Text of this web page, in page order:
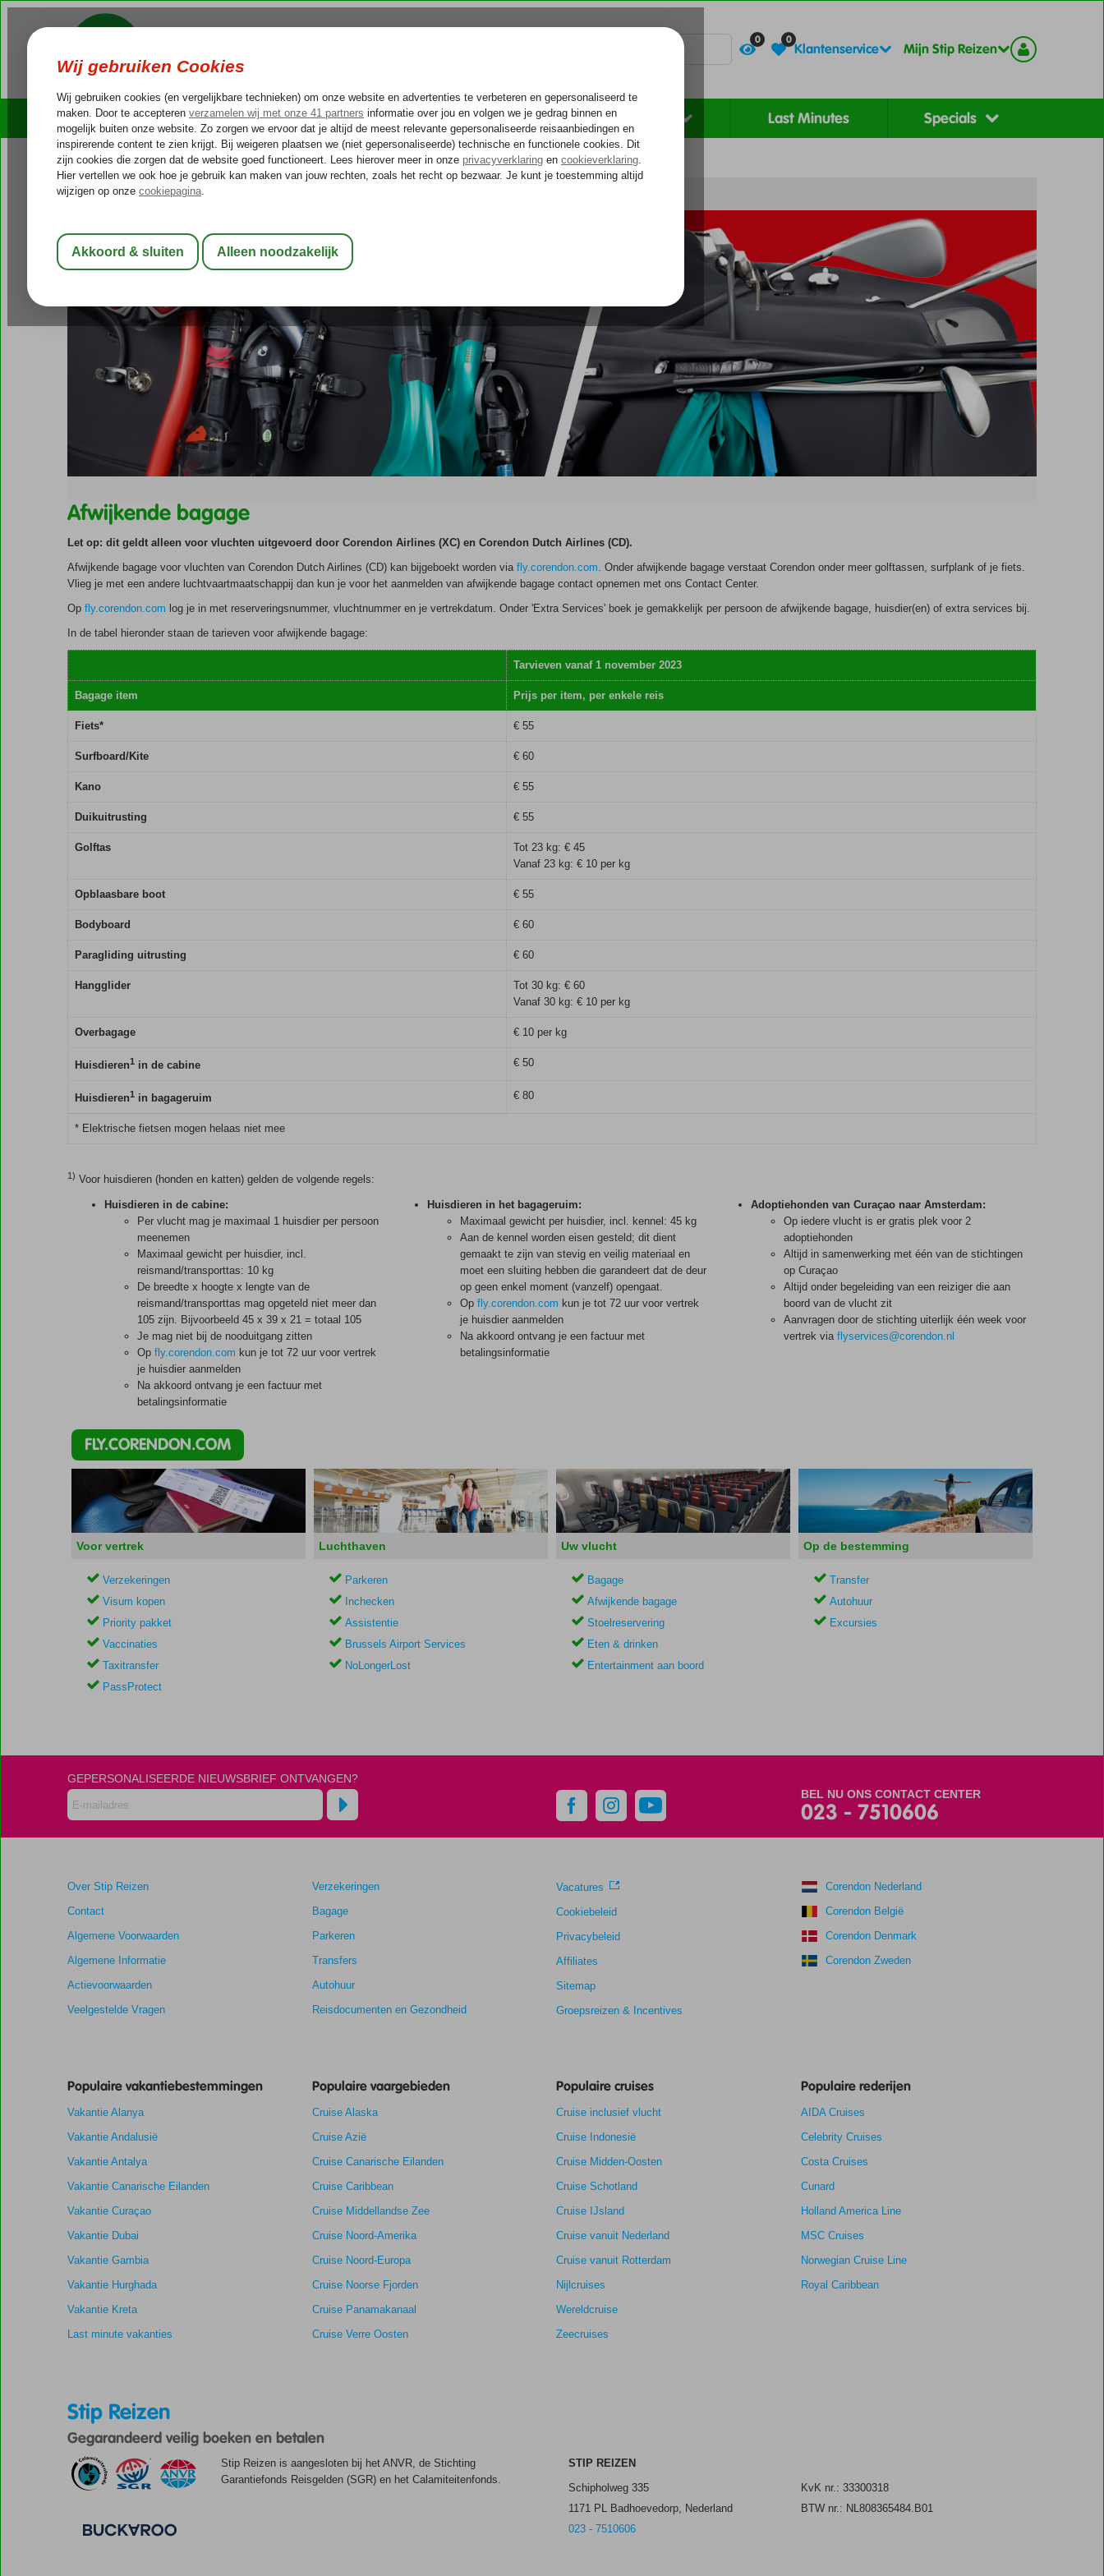
0 0
Klantenservice Mijn Stip Reizen
Cruises Outlet Deals Rondreizen Zonvakantie Last Minutes Specials
Voelt als thuiskomen...
Terug naar Extra's
Afwijkende bagage
Let op: dit geldt alleen voor vluchten uitgevoerd door Corendon Airlines (XC) en Corendon Dutch Airlines ⁠⁠(CD).
Afwijkende bagage voor vluchten van Corendon Dutch Airlines (CD) kan bijgeboekt worden via fly.corendon.com. Onder afwijkende bagage verstaat Corendon onder meer golftassen, surfplank of je fiets.
Vlieg je met een andere luchtvaartmaatschappij dan kun je voor het aanmelden van afwijkende bagage contact opnemen met ons Contact Center.
Op fly.corendon.com log je in met reserveringsnummer, vluchtnummer en je vertrekdatum. Onder 'Extra Services' boek je gemakkelijk per persoon de afwijkende bagage, huisdier(en) of extra services bij.
In de tabel hieronder staan de tarieven voor afwijkende bagage:
Tarvieven vanaf 1 november 2023
Bagage item Prijs per item, per enkele reis
Fiets* € 55
Surfboard/Kite € 60
Kano € 55
Duikuitrusting € 55
Golftas
Tot 23 kg: € 45
Vanaf 23 kg: € 10 per kg
Opblaasbare boot € 55
Bodyboard € 60
Paragliding uitrusting € 60
Hangglider
Tot 30 kg: € 60
Vanaf 30 kg: € 10 per kg
Overbagage € 10 per kg
Huisdieren1 in de cabine € 50
Huisdieren1 in bagageruim € 80
* Elektrische fietsen mogen helaas niet mee
1) Voor huisdieren (honden en katten) gelden de volgende regels:
Huisdieren in de cabine:
Per vlucht mag je maximaal 1 huisdier per persoon
meenemen
Maximaal gewicht per huisdier, incl.
reismand/transporttas: 10 kg
De breedte x hoogte x lengte van de
reismand/transporttas mag opgeteld niet meer dan
105 zijn. Bijvoorbeeld 45 x 39 x 21 = totaal 105
Je mag niet bij de nooduitgang zitten
Op fly.corendon.com kun je tot 72 uur voor vertrek
je huisdier aanmelden
Na akkoord ontvang je een factuur met
betalingsinformatie
Huisdieren in het bagageruim:
Maximaal gewicht per huisdier, incl. kennel: 45 kg
Aan de kennel worden eisen gesteld; dit dient
gemaakt te zijn van stevig en veilig materiaal en
moet een sluiting hebben die garandeert dat de deur
op geen enkel moment (vanzelf) opengaat.
Opfly.corendon.com kun je tot 72 uur voor vertrek
je huisdier aanmelden
Na akkoord ontvang je een factuur met
betalingsinformatie
Adoptiehonden van Curaçao naar Amsterdam:
Op iedere vlucht is er gratis plek voor 2
adoptiehonden
Altijd in samenwerking met één van de stichtingen
op Curaçao
Altijd onder begeleiding van een reiziger die aan
boord van de vlucht zit
Aanvragen door de stichting uiterlijk één week voor
vertrek via flyservices@corendon.nl
FLY.CORENDON.COM
Voor vertrek
Verzekeringen
Visum kopen
Priority pakket
Vaccinaties
Taxitransfer
PassProtect
Luchthaven
Parkeren
Inchecken
Assistentie
Brussels Airport Services
NoLongerLost
Uw vlucht
Bagage
Afwijkende bagage
Stoelreservering
Eten & drinken
Entertainment aan boord
Op de bestemming
Transfer
Autohuur
Excursies
BEL NU ONS CONTACT CENTER
023 - 7510606
GEPERSONALISEERDE NIEUWSBRIEF ONTVANGEN?
Over Stip Reizen
Contact
Algemene Voorwaarden
Algemene Informatie
Actievoorwaarden
Veelgestelde Vragen
Verzekeringen
Bagage
Parkeren
Transfers
Autohuur
Reisdocumenten en Gezondheid
Vacatures
Cookiebeleid
Privacybeleid
Affiliates
Sitemap
Groepsreizen & Incentives
Corendon Nederland
Corendon België
Corendon Denmark
Corendon Zweden
Populaire vakantiebestemmingen
Vakantie Alanya
Vakantie Andalusië
Vakantie Antalya
Vakantie Canarische Eilanden
Vakantie Curaçao
Vakantie Dubai
Vakantie Gambia
Vakantie Hurghada
Vakantie Kreta
Last minute vakanties
Populaire vaargebieden
Cruise Alaska
Cruise Azië
Cruise Canarische Eilanden
Cruise Caribbean
Cruise Middellandse Zee
Cruise Noord-Amerika
Cruise Noord-Europa
Cruise Noorse Fjorden
Cruise Panamakanaal
Cruise Verre Oosten
Populaire cruises
Cruise inclusief vlucht
Cruise Indonesië
Cruise Midden-Oosten
Cruise Schotland
Cruise IJsland
Cruise vanuit Nederland
Cruise vanuit Rotterdam
Nijlcruises
Wereldcruise
Zeecruises
Populaire rederijen
AIDA Cruises
Celebrity Cruises
Costa Cruises
Cunard
Holland America Line
MSC Cruises
Norwegian Cruise Line
Royal Caribbean
Stip Reizen
Gegarandeerd veilig boeken en betalen
Stip Reizen is aangesloten bij het ANVR, de Stichting
Garantiefonds Reisgelden (SGR) en het Calamiteitenfonds.
STIP REIZEN
Schipholweg 335
1171 PL Badhoevedorp, Nederland
023 - 7510606
KvK nr.: 33300318
BTW nr.: NL808365484.B01